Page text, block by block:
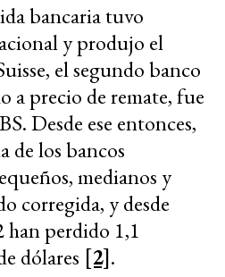
bancaria tuvo
y produjo el
el segundo banco
a precio de remate, fue
Desde ese entonces,
de los bancos
medianos y
corregida, y desde
perdido 1,1
dólares [2].